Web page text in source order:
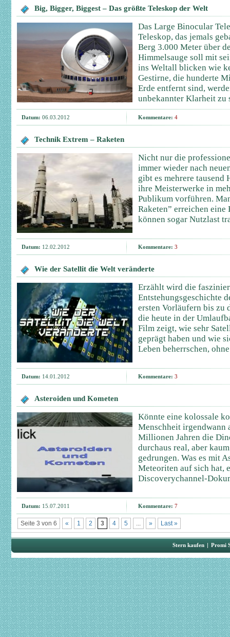
Big, Bigger, Biggest – Das größte Teleskop der Welt
Das Large Binocular
Teleskop, das jemals
Berg 3.000 Meter über
Himmelsauge soll mit
ins Weltall blicken wie
Gestirne, die hunderte
Erde entfernt sind,
unbekannter Klarheit zu
Datum: 06.03.2012 Kommentare: 4
Technik Extrem – Raketen
Nicht nur die
immer wieder nach
gibt es mehrere tausend
ihre Meisterwerke in
Publikum vorführen.
Raketen” erreichen
können sogar Nutzlast
Datum: 12.02.2012 Kommentare: 3
Wie der Satellit die Welt veränderte
Erzählt wird die
Entstehungsgeschichte
ersten Vorläufern bis zu
die heute in der
Film zeigt, wie sehr
geprägt haben und wie
Leben beherrschen,
Datum: 14.01.2012 Kommentare: 3
Asteroiden und Kometen
Könnte eine kolossale
Menschheit irgendwann
Millionen Jahren die
durchaus real, aber
gedrungen. Was es mit
Meteoriten auf sich hat,
Discoverychannel-
Datum: 15.07.2011 Kommentare: 7
Seite 3 von 6 « 1 2 3 4 5 ... » Last »
Stern kaufen | Promi